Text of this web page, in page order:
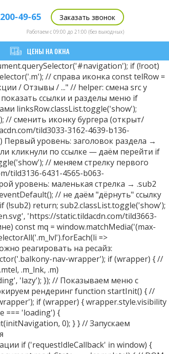
49-65
Работаем с 09:00 до 21:00 (без выходных)
Заказать звонок
ЦЕНЫ НА ОКНА